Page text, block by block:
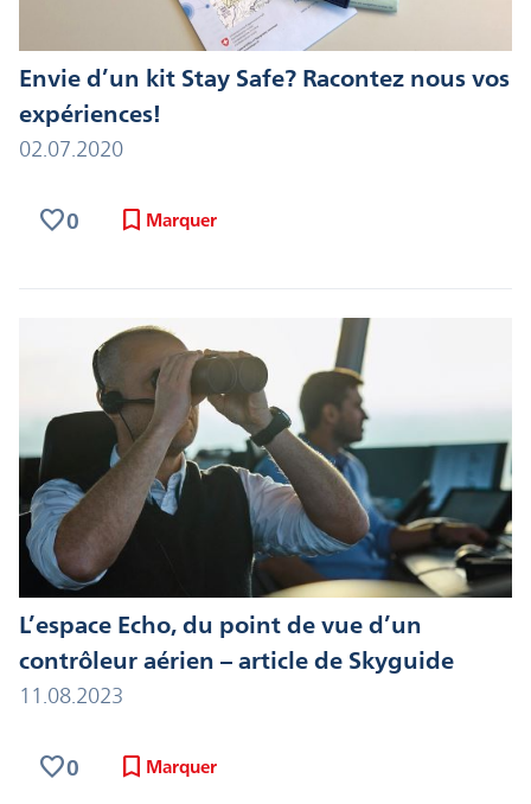
Envie d’un kit Stay Safe? Racontez nous vos
expériences!
02.07.2020
favorite0 bookmark Marquer
L’espace Echo, du point de vue d’un
contrôleur aérien – article de Skyguide
11.08.2023
favorite0 bookmark Marquer